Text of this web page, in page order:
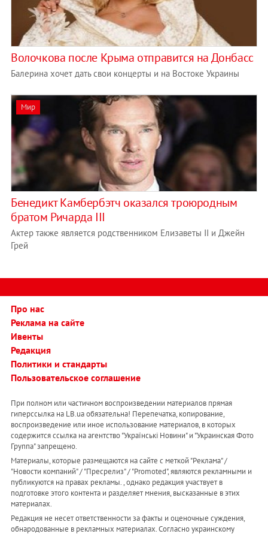
Волочкова после Крыма отправится на Донбасс
Балерина хочет дать свои концерты и на Востоке Украины
Мир
Бенедикт Камбербэтч оказался троюродным
братом Ричарда III
Актер также является родственником Елизаветы II и Джейн
Грей
Про нас
Реклама на сайте
Ивенты
Редакция
Политики и стандарты
Пользовательское соглашение
При полном или частичном воспроизведении материалов прямая
гиперссылка на LB.ua обязательна! Перепечатка, копирование,
воспроизведение или иное использование материалов, в которых
содержится ссылка на агентство "Українськi Новини" и "Украинская Фото
Группа" запрещено.
Материалы, которые размещаются на сайте с меткой "Реклама" /
"Новости компаний" / "Пресрелиз" / "Promoted", являются рекламными и
публикуются на правах рекламы. , однако редакция участвует в
подготовке этого контента и разделяет мнения, высказанные в этих
материалах.
Редакция не несет ответственности за факты и оценочные суждения,
обнародованные в рекламных материалах. Согласно украинскому